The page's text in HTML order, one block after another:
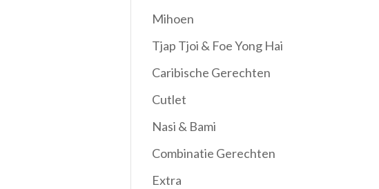
Mihoen
Tjap Tjoi & Foe Yong Hai
Caribische Gerechten
Cutlet
Nasi & Bami
Combinatie Gerechten
Extra